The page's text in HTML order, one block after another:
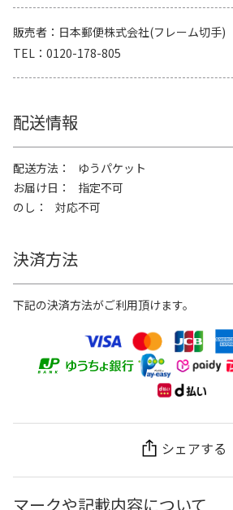
販売者
日本郵便株式会社(フレーム切手)
TEL
0120-178-805
配送情報
配送方法
ゆうパケット
お届け日
指定不可
のし
対応不可
決済方法
下記の決済方法がご利用頂けます。
シェアする
マークや記載内容について